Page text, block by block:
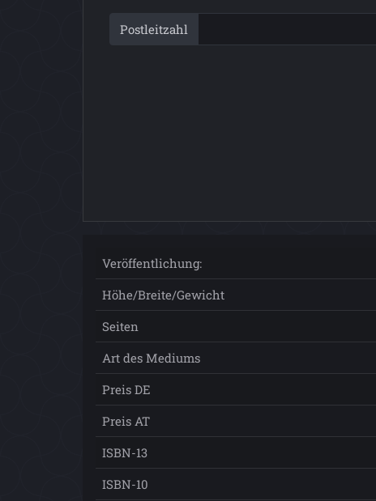
Postleitzahl
Veröffentlichung:
Höhe/Breite/Gewicht
Seiten
Art des Mediums
Preis DE
Preis AT
ISBN-13
ISBN-10